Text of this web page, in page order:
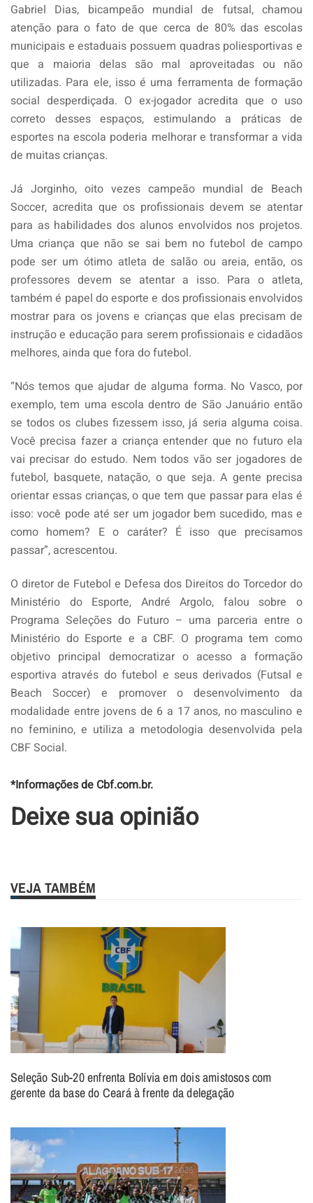
Gabriel Dias, bicampeão mundial de futsal, chamou
atenção para o fato de que cerca de 80% das escolas
municipais e estaduais possuem quadras poliesportivas e
que a maioria delas são mal aproveitadas ou não
utilizadas. Para ele, isso é uma ferramenta de formação
social desperdiçada. O ex-jogador acredita que o uso
correto desses espaços, estimulando a práticas de
esportes na escola poderia melhorar e transformar a vida
de muitas crianças.
Já Jorginho, oito vezes campeão mundial de Beach
Soccer, acredita que os profissionais devem se atentar
para as habilidades dos alunos envolvidos nos projetos.
Uma criança que não se sai bem no futebol de campo
pode ser um ótimo atleta de salão ou areia, então, os
professores devem se atentar a isso. Para o atleta,
também é papel do esporte e dos profissionais envolvidos
mostrar para os jovens e crianças que elas precisam de
instrução e educação para serem profissionais e cidadãos
melhores, ainda que fora do futebol.
“Nós temos que ajudar de alguma forma. No Vasco, por
exemplo, tem uma escola dentro de São Januário então
se todos os clubes fizessem isso, já seria alguma coisa.
Você precisa fazer a criança entender que no futuro ela
vai precisar do estudo. Nem todos vão ser jogadores de
futebol, basquete, natação, o que seja. A gente precisa
orientar essas crianças, o que tem que passar para elas é
isso: você pode até ser um jogador bem sucedido, mas e
como homem? E o caráter? É isso que precisamos
passar”, acrescentou.
O diretor de Futebol e Defesa dos Direitos do Torcedor do
Ministério do Esporte, André Argolo, falou sobre o
Programa Seleções do Futuro – uma parceria entre o
Ministério do Esporte e a CBF. O programa tem como
objetivo principal democratizar o acesso a formação
esportiva através do futebol e seus derivados (Futsal e
Beach Soccer) e promover o desenvolvimento da
modalidade entre jovens de 6 a 17 anos, no masculino e
no feminino, e utiliza a metodologia desenvolvida pela
CBF Social.
*Informações de Cbf.com.br.
Deixe sua opinião
VEJA TAMBÉM
Seleção Sub-20 enfrenta Bolívia em dois amistosos com
gerente da base do Ceará à frente da delegação